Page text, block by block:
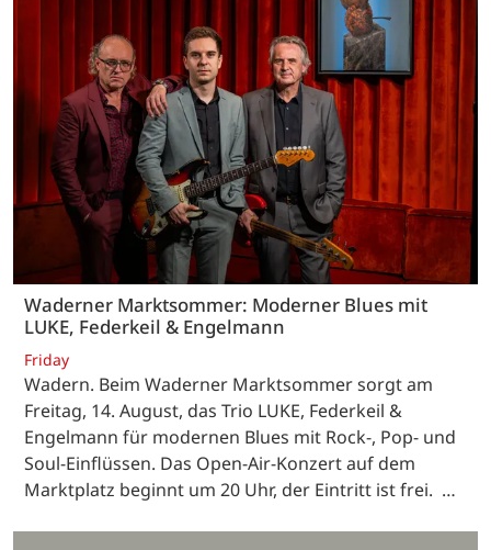
Waderner Marktsommer: Moderner Blues mit
LUKE, Federkeil & Engelmann
Friday
Wadern. Beim Waderner Marktsommer sorgt am
Freitag, 14. August, das Trio LUKE, Federkeil &
Engelmann für modernen Blues mit Rock-, Pop- und
Soul-Einflüssen. Das Open-Air-Konzert auf dem
Marktplatz beginnt um 20 Uhr, der Eintritt ist frei. …